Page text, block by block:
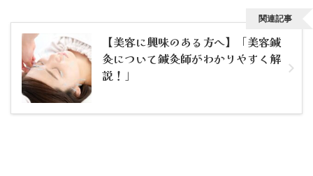
【美容に興味のある方へ】「美容鍼
灸について鍼灸師がわかりやすく解
説！」
関連記事